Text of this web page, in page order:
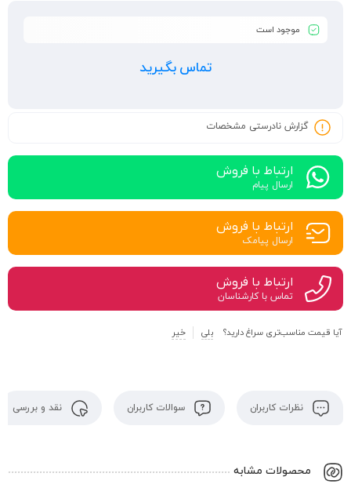
موجود است
تماس بگیرید
گزارش نادرستی مشخصات
ارتباط با فروش
ارسال پیام
ارتباط با فروش
ارسال پیامک
ارتباط با فروش
تماس با کارشناسان
آیا قیمت مناسب‌تری سراغ دارید؟ بلی خیر
نظرات کاربران سوالات کاربران نقد و بررسی
محصولات مشابه